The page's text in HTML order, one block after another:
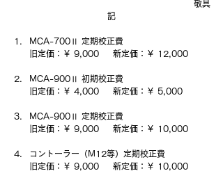
敬具
記
MCA-700Ⅱ 定期校正費
旧定価：￥ 9,000     新定価：￥ 12,000
MCA-900Ⅱ 初期校正費
旧定価：￥ 4,000     新定価：￥ 5,000
MCA-900Ⅱ 定期校正費
旧定価：￥ 9,000     新定価：￥ 10,000
コントーラー（M12等）定期校正費
旧定価：￥ 9,000     新定価：￥ 10,000